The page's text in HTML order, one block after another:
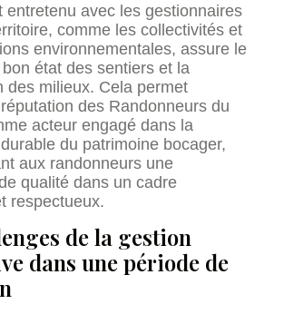
entretenu avec les gestionnaires
comme les collectivités et
environnementales, assure le
état des sentiers et la
des milieux. Cela permet
des Randonneurs du
acteur engagé dans la
du patrimoine bocager,
aux randonneurs une
qualité dans un cadre
respectueux.
de la gestion
dans une période de